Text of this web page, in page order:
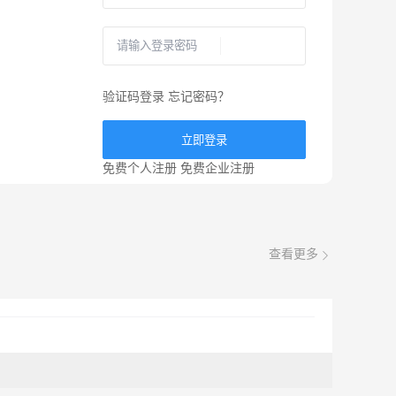
验证码登录 忘记密码？
立即登录
免费个人注册 免费企业注册
查看更多